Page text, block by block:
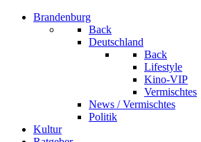
Brandenburg
Back
Deutschland
Back
Lifestyle
Kino-VIP
Vermischtes
News / Vermischtes
Politik
Kultur